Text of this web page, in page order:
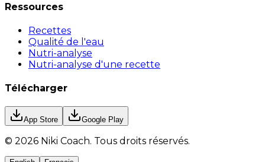
Ressources
Recettes
Qualité de l'eau
Nutri-analyse
Nutri-analyse d'une recette
Télécharger
App Store Google Play
© 2026 Niki Coach. Tous droits réservés.